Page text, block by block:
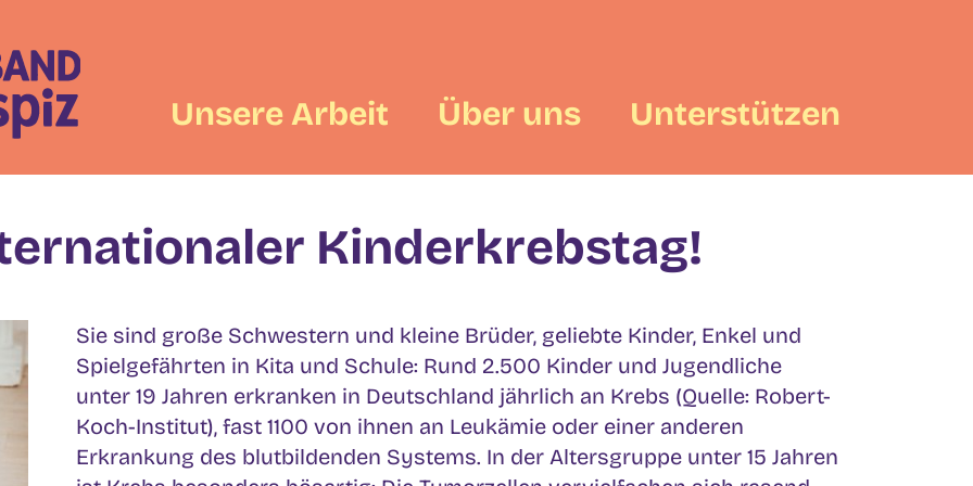
Unsere Arbeit Über uns Unterstützen
Kinderkrebstag!
Sie sind große Schwestern und kleine Brüder, geliebte Kinder, Enkel und
Spielgefährten in Kita und Schule: Rund 2.500 Kinder und Jugendliche
unter 19 Jahren erkranken in Deutschland jährlich an Krebs (Quelle: Robert-
Koch-Institut), fast 1100 von ihnen an Leukämie oder einer anderen
Erkrankung des blutbildenden Systems. In der Altersgruppe unter 15 Jahren